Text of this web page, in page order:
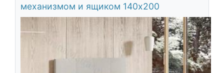
механизмом и ящиком 140х200